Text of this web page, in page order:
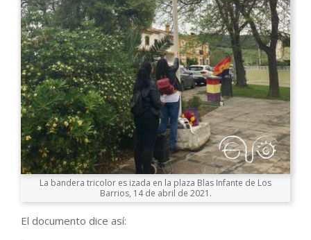
La bandera tricolor es izada en la plaza Blas Infante de Los
Barrios, 14 de abril de 2021.
El documento dice así: